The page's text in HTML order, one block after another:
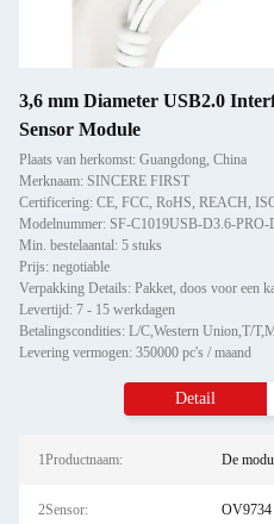
3,6 mm Diameter USB2.0
Sensor Module
Plaats van herkomst: Guangdong, China
Merknaam: SINCERE FIRST
Certificering: CE, FCC, RoHS, REACH,
Modelnummer: SF-C1019USB-D3.6-PRO-
Min. bestelaantal: 5 stuks
Prijs: negotiable
Verpakking Details: Pakket, doos voor een
Levertijd: 7 - 15 werkdagen
Betalingscondities: L/C,Western Union,T/
Levering vermogen: 350000 pc's / maand
Detail
1Productnaam: De
2Sensor: OV9734